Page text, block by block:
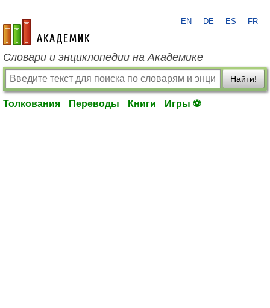
academic.ru
EN DE ES FR
Словари и энциклопедии на Академике
Найти!
Толкования Переводы Книги Игры ⚽